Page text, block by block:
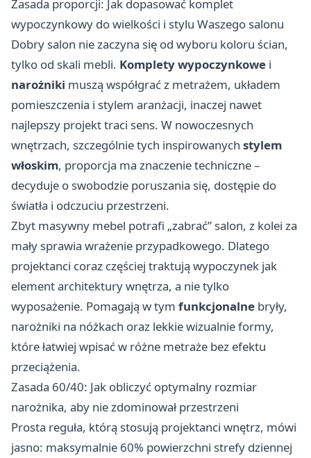
Zasada proporcji: Jak dopasować komplet
wypoczynkowy do wielkości i stylu Waszego salonu
Dobry salon nie zaczyna się od wyboru koloru ścian,
tylko od skali mebli. Komplety wypoczynkowe i
narożniki muszą współgrać z metrażem, układem
pomieszczenia i stylem aranżacji, inaczej nawet
najlepszy projekt traci sens. W nowoczesnych
wnętrzach, szczególnie tych inspirowanych stylem
włoskim, proporcja ma znaczenie techniczne –
decyduje o swobodzie poruszania się, dostępie do
światła i odczuciu przestrzeni.
Zbyt masywny mebel potrafi „zabrać” salon, z kolei za
mały sprawia wrażenie przypadkowego. Dlatego
projektanci coraz częściej traktują wypoczynek jak
element architektury wnętrza, a nie tylko
wyposażenie. Pomagają w tym funkcjonalne bryły,
narożniki na nóżkach oraz lekkie wizualnie formy,
które łatwiej wpisać w różne metraże bez efektu
przeciążenia.
Zasada 60/40: Jak obliczyć optymalny rozmiar
narożnika, aby nie zdominował przestrzeni
Prosta reguła, którą stosują projektanci wnętrz, mówi
jasno: maksymalnie 60% powierzchni strefy dziennej